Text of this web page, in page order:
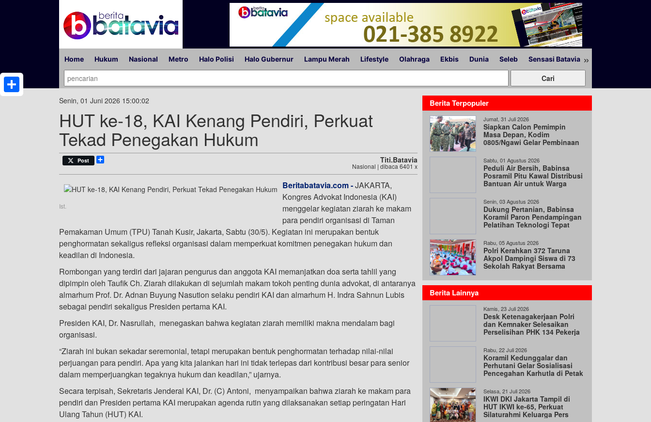
Home Hukum Nasional Metro Halo Polisi Halo Gubernur Lampu Merah Lifestyle Olahraga Ekbis Dunia Seleb Sensasi Batavia »
Senin, 01 Juni 2026 15:00:02
HUT ke-18, KAI Kenang Pendiri, Perkuat
Tekad Penegakan Hukum
Post Titi.batavia
Nasional | dibaca 6401 x
Ist.
Beritabatavia.com -JAKARTA,
Kongres Advokat Indonesia (KAI)
menggelar kegiatan ziarah ke makam
para pendiri organisasi di Taman
Pemakaman Umum (TPU) Tanah Kusir, Jakarta, Sabtu (30/5). Kegiatan ini merupakan bentuk
penghormatan sekaligus refleksi organisasi dalam memperkuat komitmen penegakan hukum dan
keadilan di Indonesia.
Rombongan yang terdiri dari jajaran pengurus dan anggota KAI memanjatkan doa serta tahlil yang
dipimpin oleh Taufik Ch. Ziarah dilakukan di sejumlah makam tokoh penting dunia advokat, di antaranya
almarhum Prof. Dr. Adnan Buyung Nasution selaku pendiri KAI dan almarhum H. Indra Sahnun Lubis
sebagai pendiri sekaligus Presiden pertama KAI.
Presiden KAI, Dr. Nasrullah, menegaskan bahwa kegiatan ziarah memiliki makna mendalam bagi
organisasi.
“Ziarah ini bukan sekadar seremonial, tetapi merupakan bentuk penghormatan terhadap nilai-nilai
perjuangan para pendiri. Apa yang kita jalankan hari ini tidak terlepas dari kontribusi besar para senior
dalam memperjuangkan tegaknya hukum dan keadilan,” ujarnya.
Secara terpisah, Sekretaris Jenderal KAI, Dr. (C) Antoni, menyampaikan bahwa ziarah ke makam para
pendiri dan Presiden pertama KAI merupakan agenda rutin yang dilaksanakan setiap peringatan Hari
Ulang Tahun (HUT) KAI.
Share Berita Terpopuler
Jumat, 31 Juli 2026
Siapkan Calon Pemimpin
Masa Depan, Kodim
0805/Ngawi Gelar Pembinaan
Sabtu, 01 Agustus 2026
Peduli Air Bersih, Babinsa
Posramil Pitu Kawal Distribusi
Bantuan Air untuk Warga
Senin, 03 Agustus 2026
Dukung Pertanian, Babinsa
Koramil Paron Pendampingan
Pelatihan Teknologi Tepat
Rabu, 05 Agustus 2026
Polri Kerahkan 372 Taruna
Akpol Dampingi Siswa di 73
Sekolah Rakyat Bersama
Berita Lainnya
Kamis, 23 Juli 2026
Desk Ketenagakerjaan Polri
dan Kemnaker Selesaikan
Perselisihan PHK 134 Pekerja
Rabu, 22 Juli 2026
Koramil Kedunggalar dan
Perhutani Gelar Sosialisasi
Pencegahan Karhutla di Petak
Selasa, 21 Juli 2026
IKWI DKI Jakarta Tampil di
HUT IKWI ke-65, Perkuat
Silaturahmi Keluarga Pers